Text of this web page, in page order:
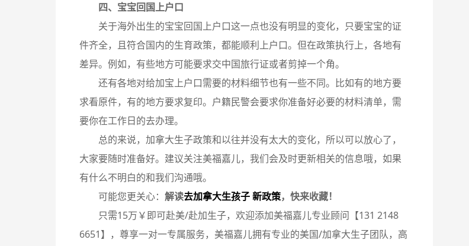
四、宝宝回国上户口
关于海外出生的宝宝回国上户口这一点也没有明显的变化，只要宝宝的证
件齐全，且符合国内的生育政策，都能顺利上户口。但在政策执行上，各地有
差异。例如，有些地方可能要求交中国旅行证或者剪掉一个角。
还有各地对给加宝上户口需要的材料细节也有一些不同。比如有的地方要
求看原件，有的地方要求复印。户籍民警会要求你准备好必要的材料清单，需
要你在工作日的去办理。
总的来说，加拿大生子政策和以往并没有太大的变化，所以可以放心了，
大家要随时准备好。建议关注美福嘉儿，我们会及时更新相关的信息哦，如果
有什么不明白的和我们沟通哦。
可能您更关心： 解读去加拿大生孩子 新政策，快来收藏！
只需15万￥即可赴美/赴加生子，欢迎添加美福嘉儿专业顾问【131 2148
6651】，尊享一对一专属服务，美福嘉儿拥有专业的美国/加拿大生子团队，高